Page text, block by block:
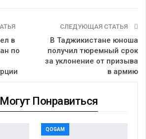
в
по
СЛЕДУЮЩАЯ СТАТЬЯ
В Таджикистане юноша
получил тюремный срок
за уклонение от призыва
в армию
Понравиться
QOGAM